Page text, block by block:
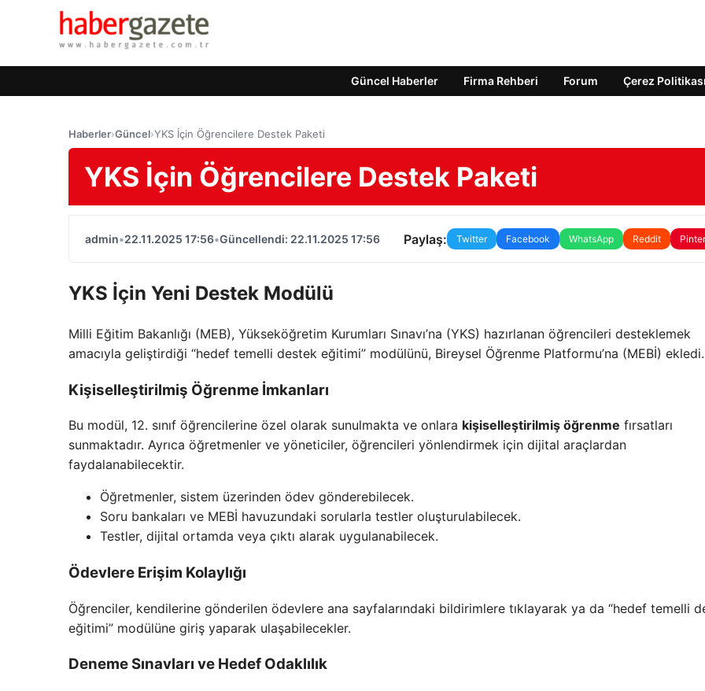
Güncel Haberler Firma Rehberi Forum Çerez Politikası
Haberler›Güncel›YKS İçin Öğrencilere Destek Paketi
YKS İçin Öğrencilere Destek Paketi
admin•22.11.2025 17:56•Güncellendi: 22.11.2025 17:56 Paylaş: Twitter Facebook WhatsApp Reddit
YKS İçin Yeni Destek Modülü
Milli Eğitim Bakanlığı (MEB), Yükseköğretim Kurumları Sınavı’na (YKS) hazırlanan öğrencileri desteklemek
amacıyla geliştirdiği “hedef temelli destek eğitimi” modülünü, Bireysel Öğrenme Platformu’na (MEBİ) ekledi.
Kişiselleştirilmiş Öğrenme İmkanları
Bu modül, 12. sınıf öğrencilerine özel olarak sunulmakta ve onlara kişiselleştirilmiş öğrenme fırsatları
sunmaktadır. Ayrıca öğretmenler ve yöneticiler, öğrencileri yönlendirmek için dijital araçlardan
faydalanabilecektir.
Öğretmenler, sistem üzerinden ödev gönderebilecek.
Soru bankaları ve MEBİ havuzundaki sorularla testler oluşturulabilecek.
Testler, dijital ortamda veya çıktı alarak uygulanabilecek.
Ödevlere Erişim Kolaylığı
Öğrenciler, kendilerine gönderilen ödevlere ana sayfalarındaki bildirimlere tıklayarak ya da “hedef temelli
eğitimi” modülüne giriş yaparak ulaşabilecekler.
Deneme Sınavları ve Hedef Odaklılık